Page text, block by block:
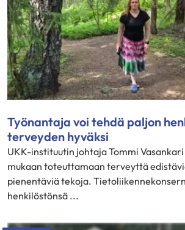
Työnantaja voi tehdä paljon
terveyden hyväksi
UKK-instituutin johtaja Tommi
mukaan toteuttamaan terveyttä
pienentäviä tekoja.
henkilöstönsä ...